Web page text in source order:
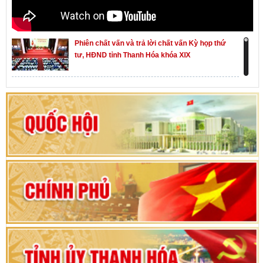
Phiên chất vấn và trả lời chất vấn Kỳ họp thứ
tư, HĐND tỉnh Thanh Hóa khóa XIX
Khai mạc kỳ họp thứ Nhất, Quốc hội khóa XVI
Hướng dẫn quy trình bỏ phiếu bầu cử ĐBQH
khoá XVI và đại biểu HĐND các cấp nhiệm kỳ
2026-2031
80 năm Quốc hội Việt Nam: vì lợi ích Nhân dân,
vì sự phát triển của đất nước
Bộ Chính trị duyệt nội dung Đại hội đại biểu
Đảng bộ tỉnh Thanh Hóa lần thứ XX, nhiệm kỳ
2025 - 2030